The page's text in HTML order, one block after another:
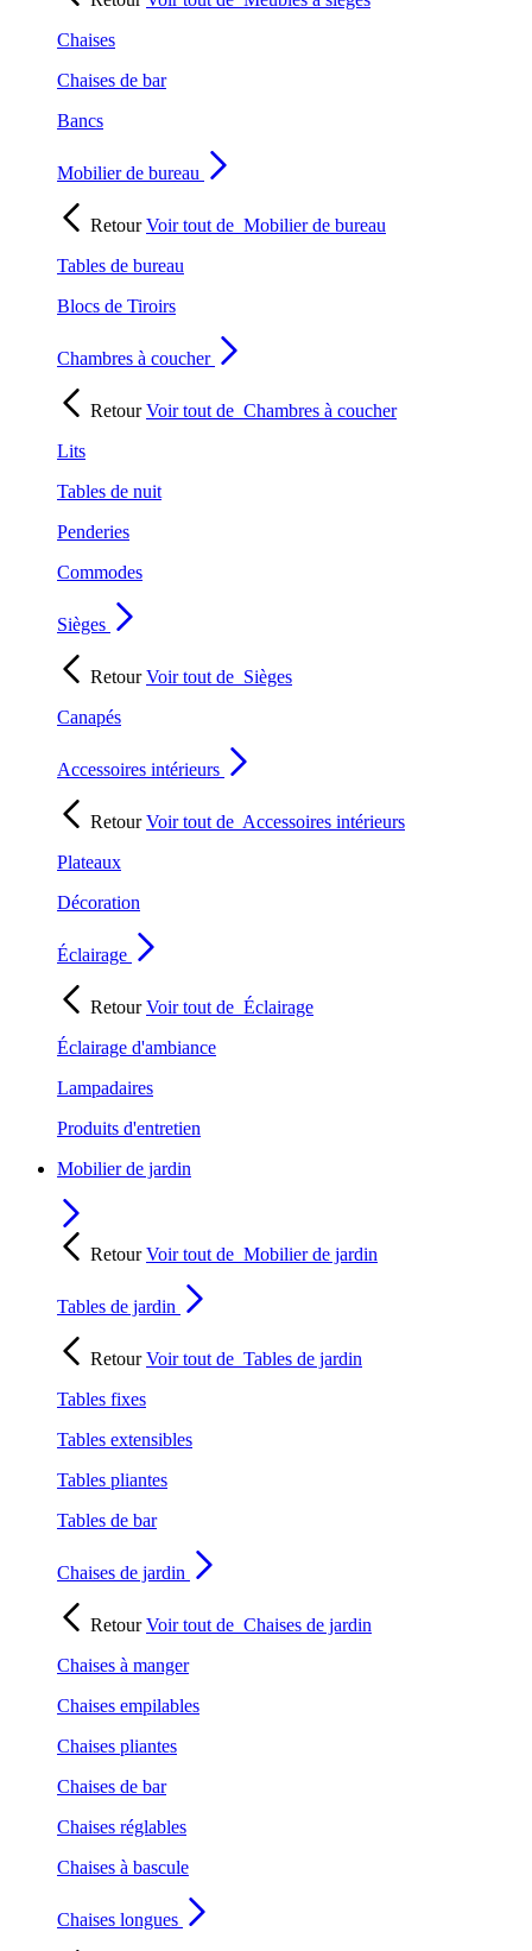
Chaises
Chaises de bar
Bancs
Mobilier de bureau
RetourVoir tout de Mobilier de bureau
Tables de bureau
Blocs de Tiroirs
Chambres à coucher
RetourVoir tout de Chambres à coucher
Lits
Tables de nuit
Penderies
Commodes
Sièges
RetourVoir tout de Sièges
Canapés
Accessoires intérieurs
RetourVoir tout de Accessoires intérieurs
Plateaux
Décoration
Éclairage
RetourVoir tout de Éclairage
Éclairage d'ambiance
Lampadaires
Produits d'entretien
Mobilier de jardin
RetourVoir tout de Mobilier de jardin
Tables de jardin
RetourVoir tout de Tables de jardin
Tables fixes
Tables extensibles
Tables pliantes
Tables de bar
Chaises de jardin
RetourVoir tout de Chaises de jardin
Chaises à manger
Chaises empilables
Chaises pliantes
Chaises de bar
Chaises réglables
Chaises à bascule
Chaises longues